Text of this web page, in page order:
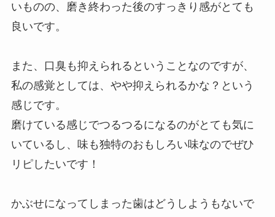
いものの、磨き終わった後のすっきり感がとても
良いです。
また、口臭も抑えられるということなのですが、
私の感覚としては、やや抑えられるかな？という
感じです。
磨けている感じでつるつるになるのがとても気に
いているし、味も独特のおもしろい味なのでぜひ
リピしたいです！
かぶせになってしまった歯はどうしようもないで